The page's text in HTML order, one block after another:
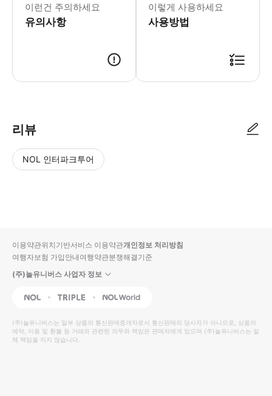
이런건 주의하세요
유의사항
이렇게 사용하세요
사용방법
리뷰
NOL 인터파크투어
입니
다.
높
은
순
동
영
상
순
상
이용약관위치기반서비스 이용약관개인정보 처리방침
여행자보험 가입안내여행약관분쟁해결기준
(주)놀유니버스 사업자 정보
NOL Triple Interpark Global
(주)놀유니버스는 일부 상품의 통신판매중개자로서 통신판매의 당사자가 아니므로, 상품의
예약, 이용 및 환불 등 거래와 관련된 의무와 책임은 판매자에게 있으며 (주)놀유니버스는 일
체 책임을 지지 않습니다.